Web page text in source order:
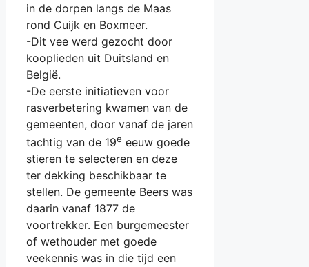
in de dorpen langs de Maas
rond Cuijk en Boxmeer.
-Dit vee werd gezocht door
kooplieden uit Duitsland en
België.
-De eerste initiatieven voor
rasverbetering kwamen van de
gemeenten, door vanaf de jaren
tachtig van de 19e eeuw goede
stieren te selecteren en deze
ter dekking beschikbaar te
stellen. De gemeente Beers was
daarin vanaf 1877 de
voortrekker. Een burgemeester
of wethouder met goede
veekennis was in die tijd een